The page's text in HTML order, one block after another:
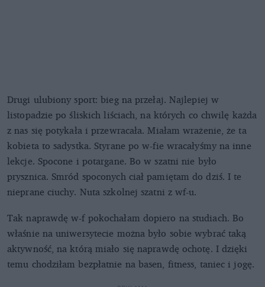
Drugi ulubiony sport: bieg na przełaj. Najlepiej w
listopadzie po śliskich liściach, na których co chwilę każda
z nas się potykała i przewracała. Miałam wrażenie, że ta
kobieta to sadystka. Styrane po w-fie wracałyśmy na inne
lekcje. Spocone i potargane. Bo w szatni nie było
prysznica. Smród spoconych ciał pamiętam do dziś. I te
nieprane ciuchy. Nuta szkolnej szatni z wf-u.
Tak naprawdę w-f pokochałam dopiero na studiach. Bo
właśnie na uniwersytecie można było sobie wybrać taką
aktywność, na którą miało się naprawdę ochotę. I dzięki
temu chodziłam bezpłatnie na basen, fitness, taniec i jogę.